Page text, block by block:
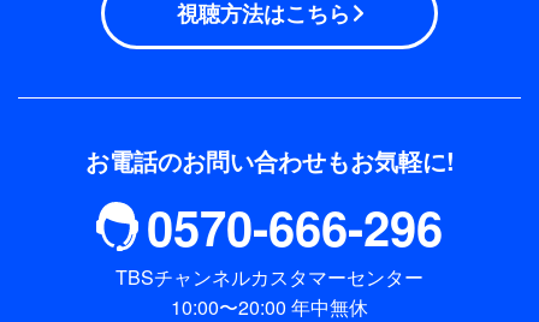
視聴方法はこちら
お電話のお問い合わせもお気軽に!
0570-666-296
TBSチャンネルカスタマーセンター
10:00〜20:00 年中無休